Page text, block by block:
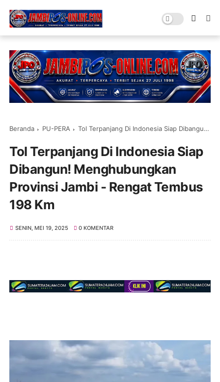
Beranda PU-PERA Tol Terpanjang Di Indonesia Siap Dibangun! Menghubungkan Provinsi Jambi - Rengat Tembus 198 Km
Tol Terpanjang Di Indonesia Siap
Dibangun! Menghubungkan
Provinsi Jambi - Rengat Tembus
198 Km
SENIN, MEI 19, 2025 0 KOMENTAR